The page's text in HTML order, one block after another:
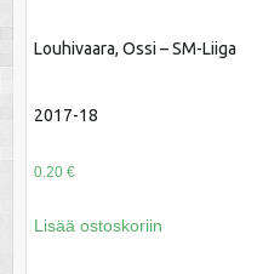
Louhivaara, Ossi – SM-Liiga
2017-18
0.20 €
Lisää ostoskoriin